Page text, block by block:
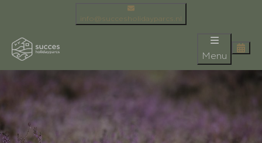
info@succesholidayparcs.nl
Menu